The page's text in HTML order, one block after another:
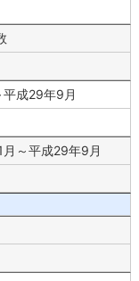
成29年9月
～平成29年9月